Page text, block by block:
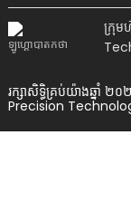
ក្រុម
រក្សាសិទ្ធិគ្រប់យ៉ាងឆ្នាំ
Precision